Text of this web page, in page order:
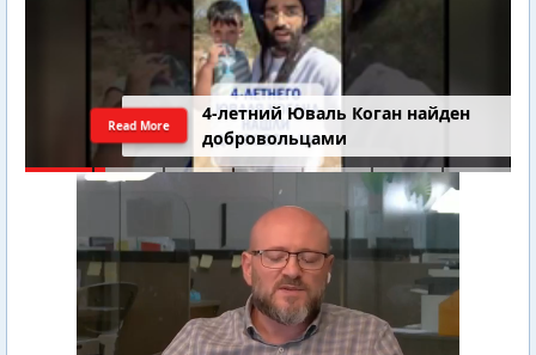
4-летний Юваль Коган найден
добровольцами
Read More